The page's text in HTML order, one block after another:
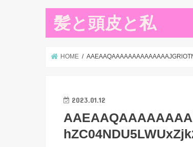
髪と頭皮と私
HOME
2023.01.12